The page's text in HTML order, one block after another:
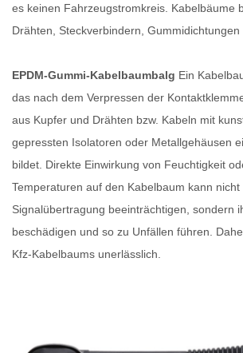
es keinen Fahrzeugstromkreis. Kabelbäume
Drähten, Steckverbindern, Gummidichtungen
EPDM-Gummi-Kabelbaumbalg Ein
das nach dem Verpressen der
aus Kupfer und Drähten bzw. Kabeln mit
gepressten Isolatoren oder Metallgehäusen
bildet. Direkte Einwirkung von Feuchtigkeit
Temperaturen auf den Kabelbaum kann nicht
Signalübertragung beeinträchtigen, sondern
beschädigen und so zu Unfällen führen.
Kfz-Kabelbaums unerlässlich.